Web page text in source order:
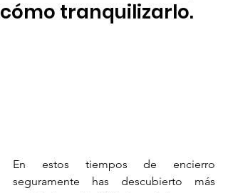
cómo tranquilizarlo.
En estos tiempos de encierro
seguramente has descubierto más